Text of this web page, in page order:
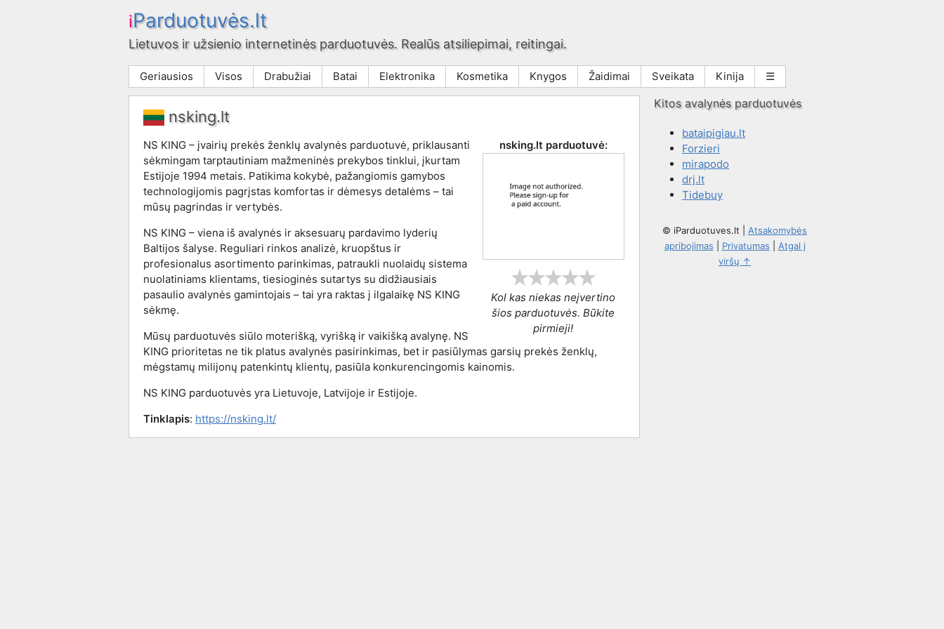
iParduotuvės.lt
Lietuvos ir užsienio internetinės parduotuvės. Realūs atsiliepimai, reitingai.
Geriausios Visos Drabužiai Batai Elektronika Kosmetika Knygos Žaidimai Sveikata Kinija ☰
nsking.lt
nsking.lt parduotuvė:
Kol kas niekas neįvertino
šios parduotuvės. Būkite
pirmieji!
NS KING – įvairių prekės ženklų avalynės parduotuvė, priklausanti
sėkmingam tarptautiniam mažmeninės prekybos tinklui, įkurtam
Estijoje 1994 metais. Patikima kokybė, pažangiomis gamybos
technologijomis pagrįstas komfortas ir dėmesys detalėms – tai
mūsų pagrindas ir vertybės.
NS KING – viena iš avalynės ir aksesuarų pardavimo lyderių
Baltijos šalyse. Reguliari rinkos analizė, kruopštus ir
profesionalus asortimento parinkimas, patraukli nuolaidų sistema
nuolatiniams klientams, tiesioginės sutartys su didžiausiais
pasaulio avalynės gamintojais – tai yra raktas į ilgalaikę NS KING
sėkmę.
Mūsų parduotuvės siūlo moterišką, vyrišką ir vaikišką avalynę. NS
KING prioritetas ne tik platus avalynės pasirinkimas, bet ir pasiūlymas garsių prekės ženklų,
mėgstamų milijonų patenkintų klientų, pasiūla konkurencingomis kainomis.
NS KING parduotuvės yra Lietuvoje, Latvijoje ir Estijoje.
Tinklapis: https://nsking.lt/
Kitos avalynės parduotuvės
bataipigiau.lt
Forzieri
mirapodo
drj.lt
Tidebuy
© iParduotuves.lt
Atsakomybės
apribojimas
Privatumas
Atgal į
viršų ↑